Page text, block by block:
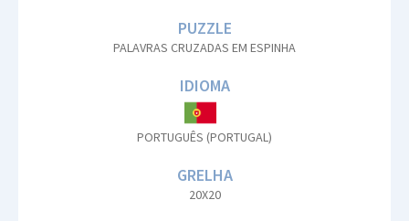
PUZZLE
PALAVRAS CRUZADAS EM ESPINHA
IDIOMA
PORTUGUÊS (PORTUGAL)
GRELHA
20X20